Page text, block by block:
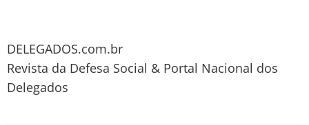
DELEGADOS.com.br
Revista da Defesa Social & Portal Nacional dos
Delegados